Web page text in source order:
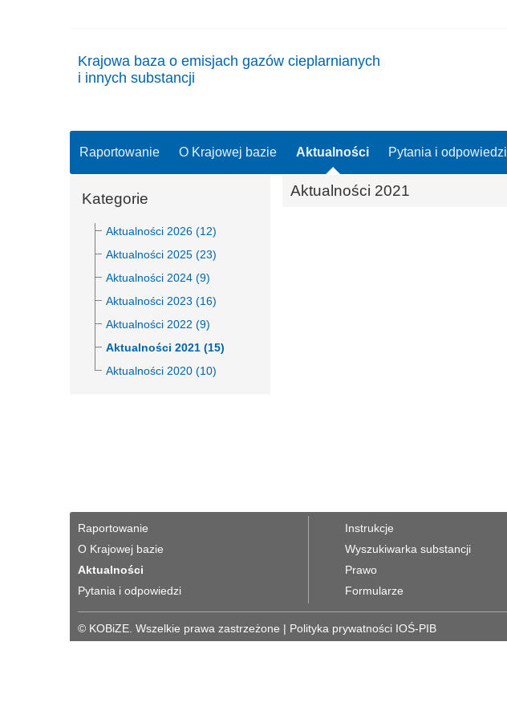
Krajowa baza o emisjach gazów cieplarnianych
i innych substancji
Raportowanie O Krajowej bazie Aktualności Pytania i odpowiedzi
Kategorie
Aktualności 2026 (12)
Aktualności 2025 (23)
Aktualności 2024 (9)
Aktualności 2023 (16)
Aktualności 2022 (9)
Aktualności 2021 (15)
Aktualności 2020 (10)
Aktualności 2021
Raportowanie
O Krajowej bazie
Aktualności
Pytania i odpowiedzi
Instrukcje
Wyszukiwarka substancji
Prawo
Formularze
© KOBiZE. Wszelkie prawa zastrzeżone | Polityka prywatności IOŚ-PIB